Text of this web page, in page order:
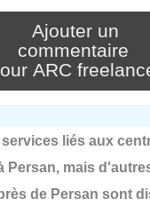
Ajouter un
commentaire
ARC
liés aux
Persan, mais
de Persan sont